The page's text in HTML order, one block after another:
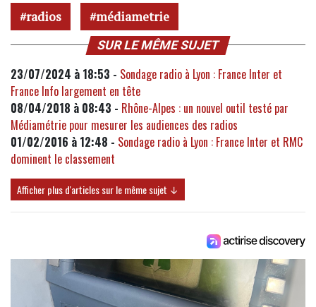
radios médiametrie
SUR LE MÊME SUJET
23/07/2024 à 18:53 - Sondage radio à Lyon : France Inter et
France Info largement en tête
08/04/2018 à 08:43 - Rhône-Alpes : un nouvel outil testé par
Médiamétrie pour mesurer les audiences des radios
01/02/2016 à 12:48 - Sondage radio à Lyon : France Inter et RMC
dominent le classement
Afficher plus d'articles sur le même sujet ↓